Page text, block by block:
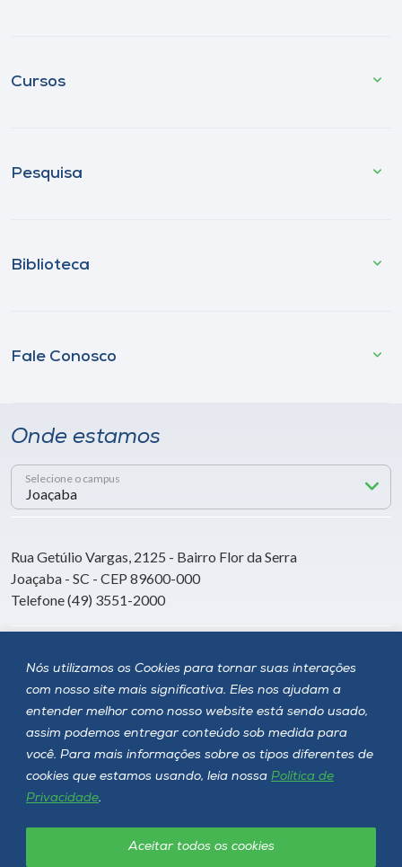
Nós utilizamos os Cookies para tornar suas interações
com nosso site mais significativa. Eles nos ajudam a
entender melhor como nosso website está sendo usado,
assim podemos entregar conteúdo sob medida para
você. Para mais informações sobre os tipos diferentes de
cookies que estamos usando, leia nossa Política de
Privacidade.
Aceitar todos os cookies
Cursos
Pesquisa
Biblioteca
Fale Conosco
Onde estamos
Selecione o campus
Rua Getúlio Vargas, 2125 - Bairro Flor da Serra
Joaçaba - SC - CEP 89600-000
Telefone (49) 3551-2000
Siga a Unoesc